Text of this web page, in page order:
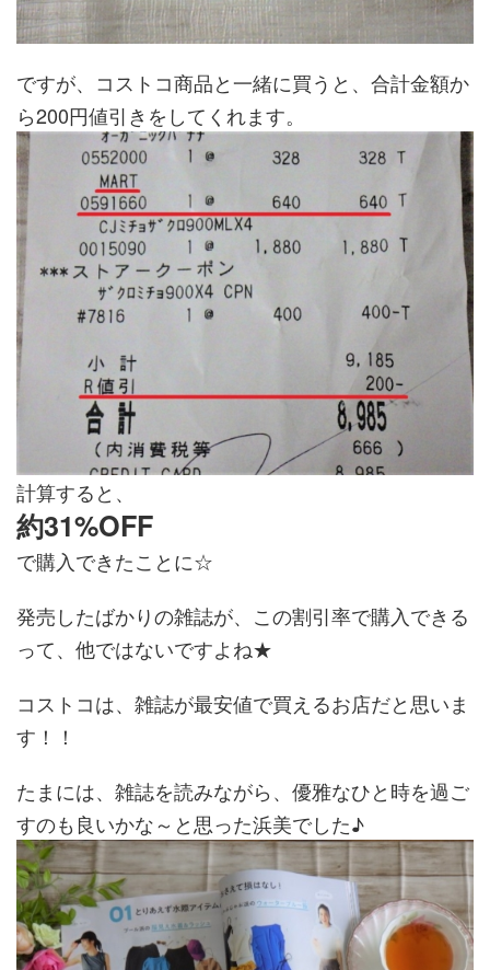
ですが、コストコ商品と一緒に買うと、合計金額か
ら200円値引きをしてくれます。
計算すると、
約31%OFF
で購入できたことに☆
発売したばかりの雑誌が、この割引率で購入できる
って、他ではないですよね★
コストコは、雑誌が最安値で買えるお店だと思いま
す！！
たまには、雑誌を読みながら、優雅なひと時を過ご
すのも良いかな～と思った浜美でした♪